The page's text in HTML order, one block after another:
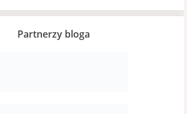
Partnerzy bloga